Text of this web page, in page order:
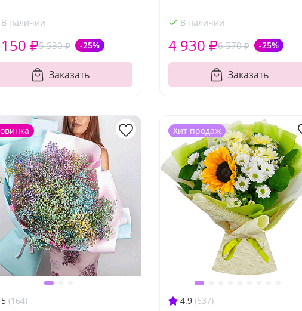
В наличии
5 530 ₽ -25%
₽
Заказать
В наличии
6 570 ₽ -25%
4 930 ₽
Заказать
5 (164) 4.9 (637)
Хит продаж